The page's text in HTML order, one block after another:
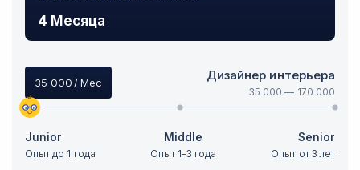
4 Месяца
35 000 / Мес Дизайнер интерьера
35 000 — 170 000
Junior
Опыт до 1 года
Middle
Опыт 1–3 года
Senior
Опыт от 3 лет